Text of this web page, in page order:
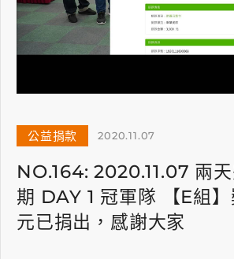
公益捐款 2020.11.07
NO.164: 2020.11.07 兩
期 DAY 1 冠軍隊 【E組
元已捐出，感謝大家